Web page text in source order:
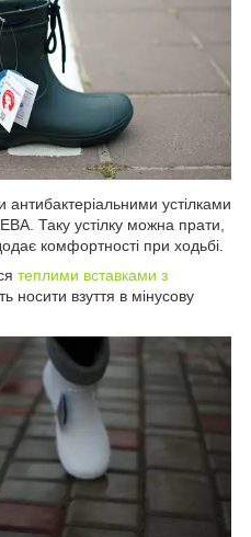
антибактеріальними устілками
Таку устілку можна прати,
комфортності при ходьбі.
теплими вставками з
носити взуття в мінусову